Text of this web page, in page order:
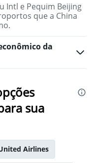
Intl e Pequim Beijing
que a China
da
sua
Airlines